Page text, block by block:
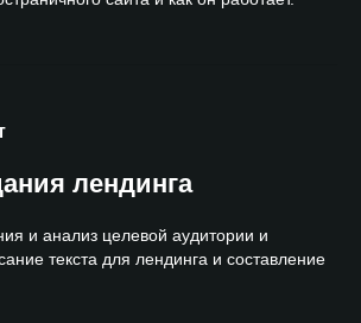
лендинга
и анализ целевой аудитории и
текста для лендинга и составление